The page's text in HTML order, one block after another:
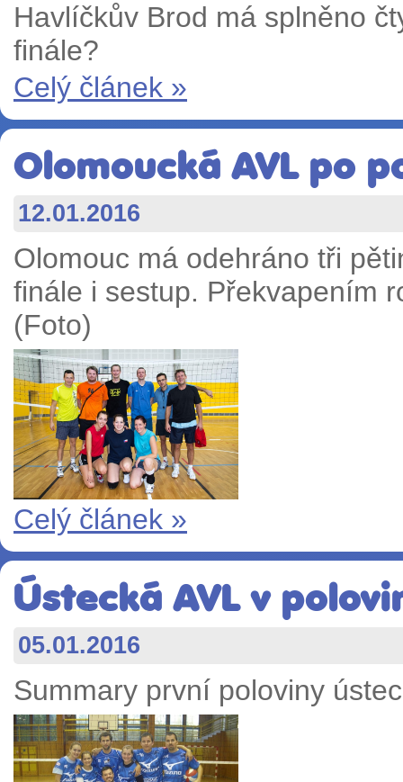
Havlíčkův Brod má splněno
finále?
Celý článek »
Olomoucká AVL po
12.01.2016
Olomouc má odehráno tři
finále i sestup. Překvapením
(Foto)
Celý článek »
Ústecká AVL v
05.01.2016
Summary první poloviny